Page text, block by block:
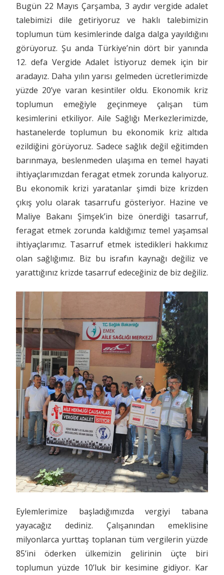
Bugün 22 Mayıs Çarşamba, 3 aydır vergide adalet
talebimizi dile getiriyoruz ve haklı talebimizin
toplumun tüm kesimlerinde dalga dalga yayıldığını
görüyoruz. Şu anda Türkiye’nin dört bir yanında
12. defa Vergide Adalet İstiyoruz demek için bir
aradayız. Daha yılın yarısı gelmeden ücretlerimizde
yüzde 20’ye varan kesintiler oldu. Ekonomik kriz
toplumun emeğiyle geçinmeye çalışan tüm
kesimlerini etkiliyor. Aile Sağlığı Merkezlerimizde,
hastanelerde toplumun bu ekonomik kriz altıda
ezildiğini görüyoruz. Sadece sağlık değil eğitimden
barınmaya, beslenmeden ulaşıma en temel hayati
ihtiyaçlarımızdan feragat etmek zorunda kalıyoruz.
Bu ekonomik krizi yaratanlar şimdi bize krizden
çıkış yolu olarak tasarrufu gösteriyor. Hazine ve
Maliye Bakanı Şimşek’in bize önerdiği tasarruf,
feragat etmek zorunda kaldığımız temel yaşamsal
ihtiyaçlarımız. Tasarruf etmek istedikleri hakkımız
olan sağlığımız. Biz bu israfın kaynağı değiliz ve
yarattığınız krizde tasarruf edeceğiniz de biz değiliz.
Eylemlerimize başladığımızda vergiyi tabana
yayacağız dediniz. Çalışanından emeklisine
milyonlarca yurttaş toplanan tüm vergilerin yüzde
85’ini öderken ülkemizin gelirinin üçte biri
toplumun yüzde 10’luk bir kesimine gidiyor. Kar